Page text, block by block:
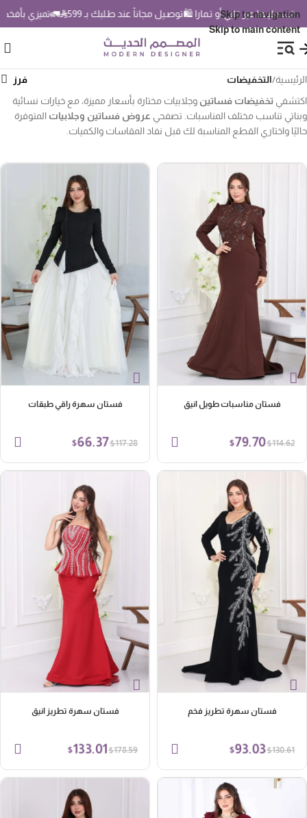
Skip to navigation
Skip to main content
تميزي بأفخم فساتين سهرة توصـيل مجاناً عند طـلبك بـ 599 🚛 عبر تـابي أو تـمارا 🛍️
/التخفيضات
فستان مناسبات طويل انيق
$114.62
$79.70
فستان سهرة راقي طبقات
$117.28
$66.37
فستان سهرة تطريز فخم
$130.61
$93.03
فستان سهرة تطريز انيق
$178.59
$133.01
تخفيضات فساتينوجلابيات مختارة بأسعار مميزة، مع خيارات نسائية
تناسب مختلف المناسبات. تصفحي عروض فساتين وجلابياتالمتوفرة
واختاري القطع المناسبة لك قبل نفاد المقاسات والكميات.